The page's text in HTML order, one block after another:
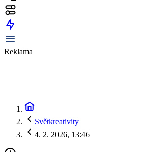
Reklama
Světkreativity
4. 2. 2026, 13:46